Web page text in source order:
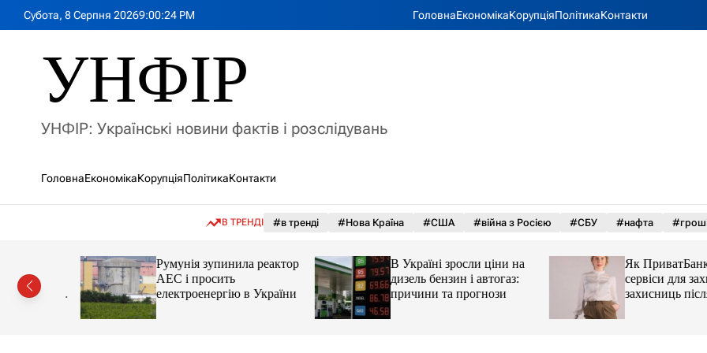
Субота, 8 Серпня 20269:00:26 PM ГоловнаЕкономікаКорупціяПолітикаКонтакти
УНФІР
УНФІР: Українські новини фактів і розслідувань
ГоловнаЕкономікаКорупціяПолітикаКонтакти
В ТРЕНДІ #в тренді #Нова Країна #США #війна з Росією #СБУ #нафта
цін і
Румунія зупинила реактор
АЕС і просить
електроенергію в України
В Україні зросли ціни на
дизель бензин і автогаз:
причини та прогнози
Як ПриватБанк
сервіси для
захисниць після